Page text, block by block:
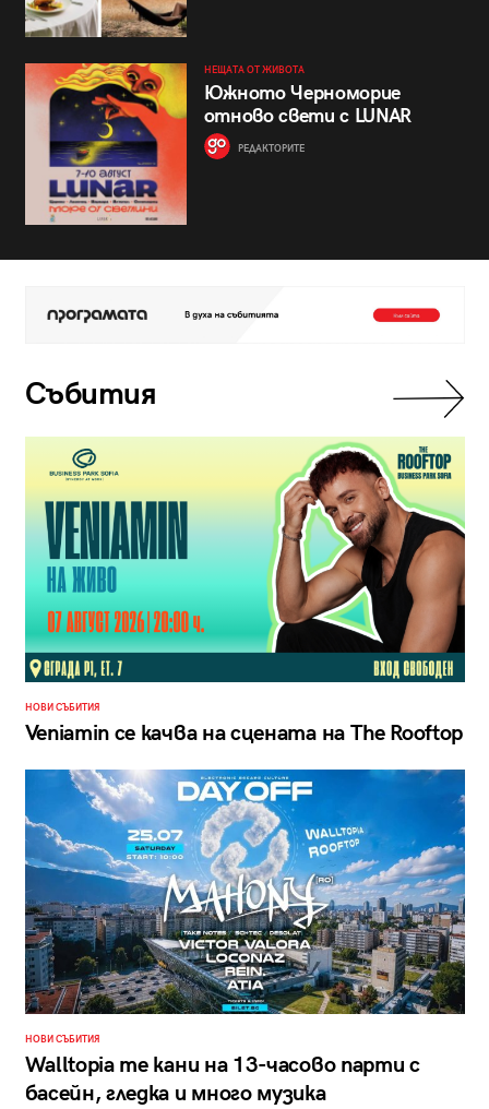
НЕЩАТА ОТ ЖИВОТА
Южното Черноморие
отново свети с LUNAR
РЕДАКТОРИТЕ
Събития
НОВИ СЪБИТИЯ
Veniamin се качва на сцената на The Rooftop
НОВИ СЪБИТИЯ
Walltopia те кани на 13-часово парти с
басейн, гледка и много музика